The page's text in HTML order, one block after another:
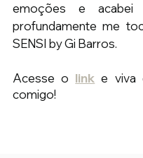
emoções e
profundamente me
SENSI by Gi Barros.
Acesse o link e viva
comigo!